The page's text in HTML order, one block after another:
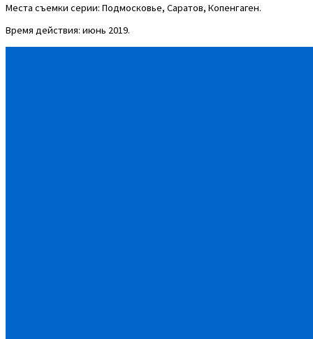
Места съемки серии: Подмосковье, Саратов, Копенгаген.
Время действия: июнь 2019.